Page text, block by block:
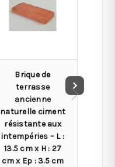
Brique de
terrasse
ancienne
naturelle ciment
résistante aux
intempéries – L :
13.5 cm x H : 27
cm x Ep : 3.5 cm